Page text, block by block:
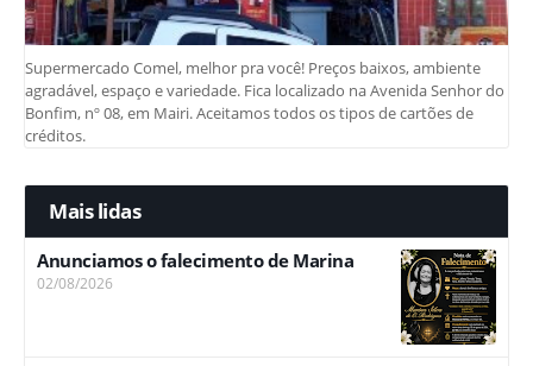
Supermercado Comel, melhor pra você! Preços baixos, ambiente
agradável, espaço e variedade. Fica localizado na Avenida Senhor do
Bonfim, nº 08, em Mairi. Aceitamos todos os tipos de cartões de
créditos.
Mais lidas
Anunciamos o falecimento de Marina
02/08/2026